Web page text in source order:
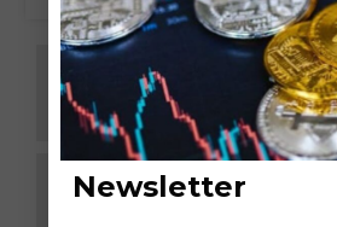
Newsletter